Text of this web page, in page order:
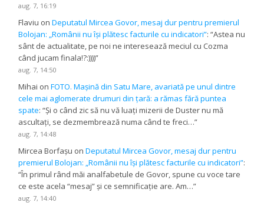
aug. 7, 16:19
Flaviu onDeputatul Mircea Govor, mesaj dur pentru premierul
Bolojan: „Românii nu își plătesc facturile cu indicatori”: “Astea nu
sânt de actualitate, pe noi ne interesează meciul cu Cozma
când jucam finala!?:))))”
aug. 7, 14:50
Mihai onFOTO. Mașină din Satu Mare, avariată pe unul dintre
cele mai aglomerate drumuri din țară: a rămas fără puntea
spate: “Și o când zic să nu vă luați mizerii de Duster nu mă
ascultați, se dezmembrează numa când te freci…”
aug. 7, 14:48
Mircea Borfașu onDeputatul Mircea Govor, mesaj dur pentru
premierul Bolojan: „Românii nu își plătesc facturile cu indicatori”:
“În primul rând măi analfabetule de Govor, spune cu voce tare
ce este acela “mesaj” și ce semnificație are. Am…”
aug. 7, 14:40